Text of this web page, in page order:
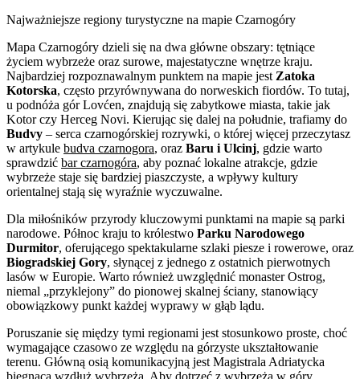
Najważniejsze regiony turystyczne na mapie Czarnogóry
Mapa Czarnogóry dzieli się na dwa główne obszary: tętniące
życiem wybrzeże oraz surowe, majestatyczne wnętrze kraju.
Najbardziej rozpoznawalnym punktem na mapie jest Zatoka
Kotorska, często przyrównywana do norweskich fiordów. To tutaj,
u podnóża gór Lovćen, znajdują się zabytkowe miasta, takie jak
Kotor czy Herceg Novi. Kierując się dalej na południe, trafiamy do
Budvy – serca czarnogórskiej rozrywki, o której więcej przeczytasz
w artykule budva czarnogora, oraz Baru i Ulcinj, gdzie warto
sprawdzić bar czarnogóra, aby poznać lokalne atrakcje, gdzie
wybrzeże staje się bardziej piaszczyste, a wpływy kultury
orientalnej stają się wyraźnie wyczuwalne.
Dla miłośników przyrody kluczowymi punktami na mapie są parki
narodowe. Północ kraju to królestwo Parku Narodowego
Durmitor, oferującego spektakularne szlaki piesze i rowerowe, oraz
Biogradskiej Gory, słynącej z jednego z ostatnich pierwotnych
lasów w Europie. Warto również uwzględnić monaster Ostrog,
niemal „przyklejony” do pionowej skalnej ściany, stanowiący
obowiązkowy punkt każdej wyprawy w głąb lądu.
Poruszanie się między tymi regionami jest stosunkowo proste, choć
wymagające czasowo ze względu na górzyste ukształtowanie
terenu. Główną osią komunikacyjną jest Magistrala Adriatycka
biegnąca wzdłuż wybrzeża. Aby dotrzeć z wybrzeża w góry,